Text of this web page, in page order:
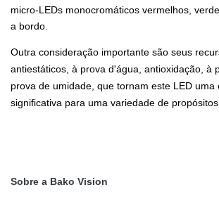
micro-LEDs monocromáticos vermelhos,
a bordo.
Outra consideração importante são seus
antiestáticos, à prova d'água, antioxidação, à
prova de umidade, que tornam este LED uma
significativa para uma variedade de propósitos.
Sobre a Bako Vision